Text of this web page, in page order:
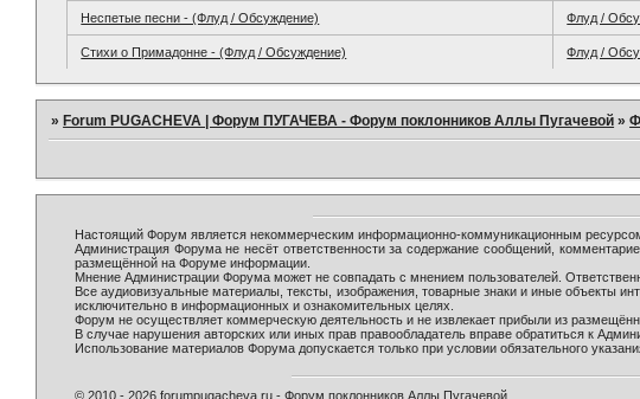
Неспетые песни - (Флуд / Обсуждение) Флуд /
Стихи о Примадонне - (Флуд / Обсуждение) Флуд /
» Forum PUGACHEVA | Форум ПУГАЧЕВА - Форум поклонников Аллы Пугачевой »
Настоящий Форум является некоммерческим информационно-коммуникационным
Администрация Форума не несёт ответственности за содержание сообщений,
размещённой на Форуме информации.
Мнение Администрации Форума может не совпадать с мнением пользователей.
Все аудиовизуальные материалы, тексты, изображения, товарные знаки и иные объекты
исключительно в информационных и ознакомительных целях.
Форум не осуществляет коммерческую деятельность и не извлекает прибыли из
В случае нарушения авторских или иных прав правообладатель вправе обратиться к
Использование материалов Форума допускается только при условии обязательного
© 2010 - 2026 forumpugacheva.ru - Форум поклонников Аллы Пугачевой